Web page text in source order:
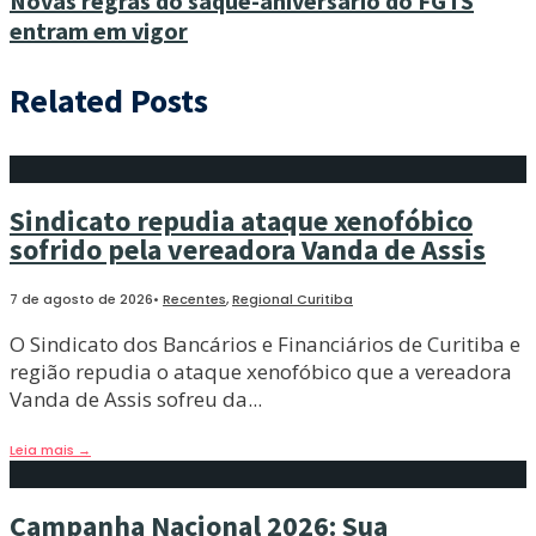
entram em vigor
Related Posts
Sindicato repudia ataque xenofóbico
sofrido pela vereadora Vanda de Assis
7 de agosto de 2026• Recentes,Regional Curitiba
O Sindicato dos Bancários e Financiários de Curitiba e
região repudia o ataque xenofóbico que a vereadora
Vanda de Assis sofreu da...
Leia mais →
Campanha Nacional 2026: Sua